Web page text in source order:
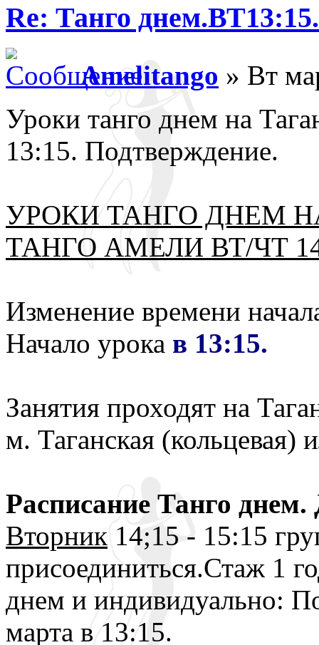
Re: Танго
Amelitango » Вт
Уроки танго днем на
13:15. Подтверждение.
УРОКИ ТАНГО ДНЕМ
ТАНГО АМЕЛИ ВТ/ЧТ
Изменение времени
Начало урока в 13:15.
Занятия проходят на
м. Таганская
Расписание Танго
Вторник 14;15 - 15:15
присоединиться.Стаж 1
днем и индивидуально:
марта в 13:15.